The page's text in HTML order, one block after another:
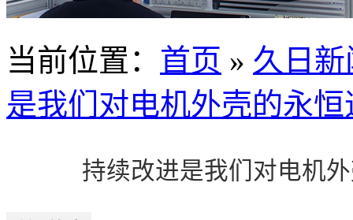
当前位置 ： 首页 » 久日
是我们对电机外壳的永恒
持续改进是我们对电机